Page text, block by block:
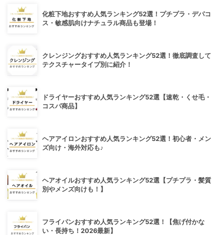
化粧下地おすすめ人気ランキング52選！プチプラ・デパコ
ス・敏感肌向けナチュラル商品も登場！
クレンジングおすすめ人気ランキング52選！徹底調査して
テクスチャータイプ別に紹介！
ドライヤーおすすめ人気ランキング52選【速乾・くせ毛・
コスパ商品】
ヘアアイロンおすすめ人気ランキング52選！初心者・メン
ズ向け・海外対応も♪
ヘアオイルおすすめ人気ランキング52選【プチプラ・髪質
別やメンズ向けも！】
フライパンおすすめ人気ランキング52選！【焦げ付かな
い・長持ち！2026最新】